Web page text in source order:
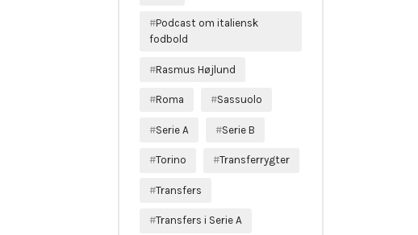
Podcast om italiensk
fodbold
Rasmus Højlund
Roma Sassuolo
Serie A Serie B
Torino Transferrygter
Transfers
Transfers i Serie A